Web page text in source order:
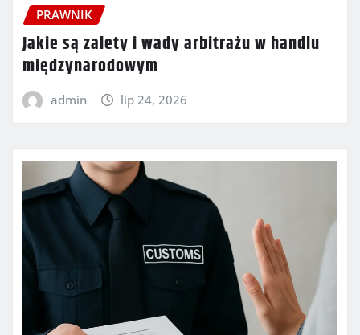
PRAWNIK
Jakie są zalety i wady arbitrażu w handlu
międzynarodowym
admin lip 24, 2026